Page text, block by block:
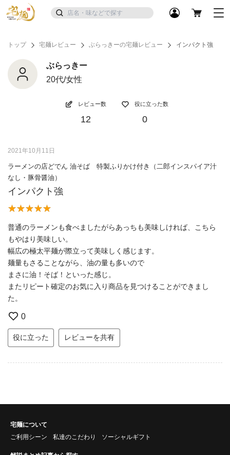
トップ 宅麺レビュー ぶらっきーの宅麺レビュー インパクト強
ぶらっきー
20代/女性
レビュー数
12
役に立った数
0
2021年10月11日
ラーメンの店どでん 油そば 特製ふりかけ付き（二郎インスパイア汁
なし・豚骨醤油）
インパクト強
普通のラーメンも食べましたがらあっちも美味しければ、こちら
もやはり美味しい。
幅広の極太平麺が際立って美味しく感じます。
麺量もさることながら、油の量も多いので
まさに油！そば！といった感じ。
またリピート確定のお気に入り商品を見つけることができまし
た。
0
役に立った レビューを共有
宅麺について
ご利用シーン
私達のこだわり ソーシャルギフト